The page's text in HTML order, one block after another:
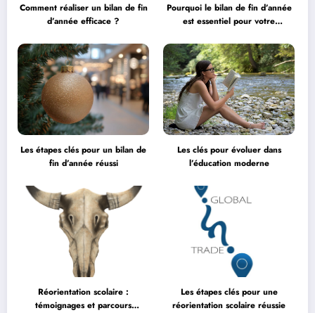
Comment réaliser un bilan de fin
d’année efficace ?
Pourquoi le bilan de fin d’année
est essentiel pour votre
Les étapes clés pour un bilan de
fin d’année réussi
Les clés pour évoluer dans
l’éducation moderne
Réorientation scolaire :
témoignages et parcours
Les étapes clés pour une
réorientation scolaire réussie